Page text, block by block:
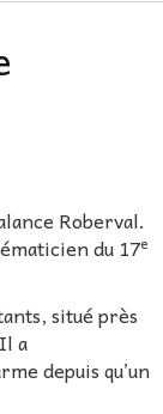
Roberval.
du 17e
situé près
a
depuis qu’un